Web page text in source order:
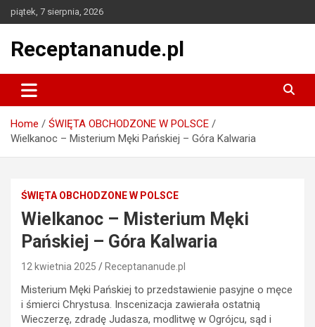
Skip
to
piątek, 7 sierpnia, 2026
Receptananude.pl
Home
ŚWIĘTA OBCHODZONE W POLSCE
Wielkanoc – Misterium Męki Pańskiej – Góra Kalwaria
ŚWIĘTA OBCHODZONE W POLSCE
Wielkanoc – Misterium Męki
Pańskiej – Góra Kalwaria
12 kwietnia 2025 Receptananude.pl
Misterium Męki Pańskiej to przedstawienie pasyjne o męce
i śmierci Chrystusa. Inscenizacja zawierała ostatnią
Wieczerzę, zdradę Judasza, modlitwę w Ogrójcu, sąd i